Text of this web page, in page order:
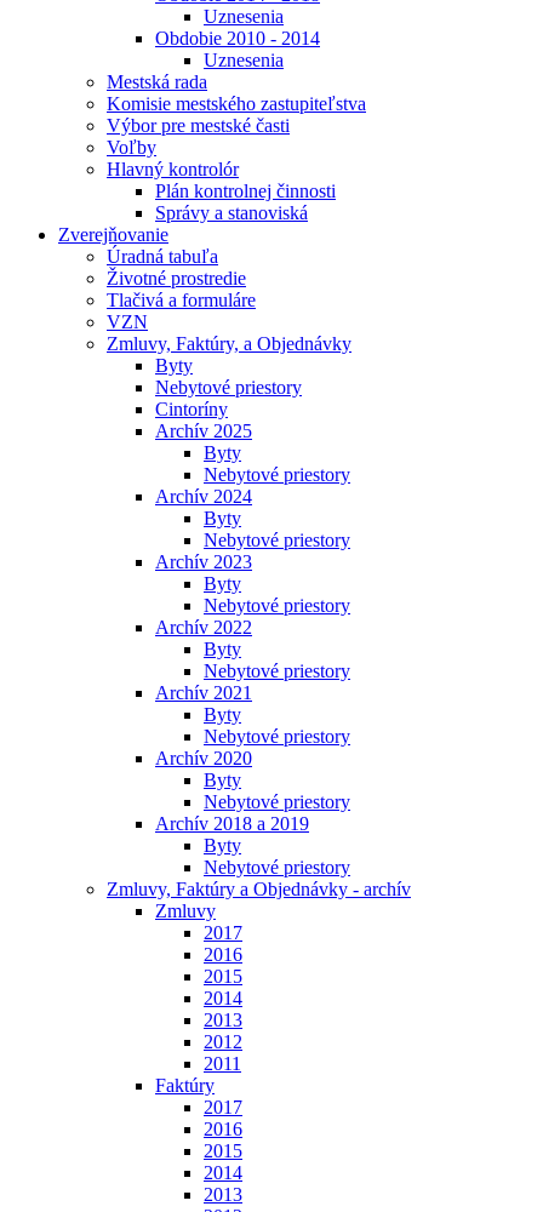
Uznesenia
Obdobie 2010 - 2014
Uznesenia
Mestská rada
Komisie mestského zastupiteľstva
Výbor pre mestské časti
Voľby
Hlavný kontrolór
Plán kontrolnej činnosti
Správy a stanoviská
Zverejňovanie
Úradná tabuľa
Životné prostredie
Tlačivá a formuláre
VZN
Zmluvy, Faktúry, a Objednávky
Byty
Nebytové priestory
Cintoríny
Archív 2025
Byty
Nebytové priestory
Archív 2024
Byty
Nebytové priestory
Archív 2023
Byty
Nebytové priestory
Archív 2022
Byty
Nebytové priestory
Archív 2021
Byty
Nebytové priestory
Archív 2020
Byty
Nebytové priestory
Archív 2018 a 2019
Byty
Nebytové priestory
Zmluvy, Faktúry a Objednávky - archív
Zmluvy
2017
2016
2015
2014
2013
2012
2011
Faktúry
2017
2016
2015
2014
2013